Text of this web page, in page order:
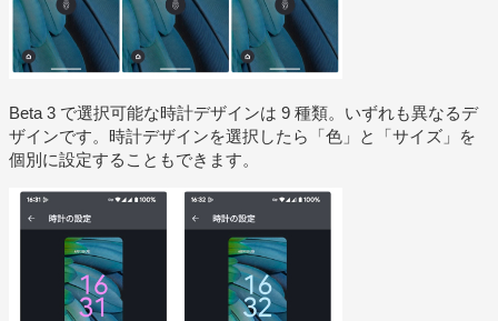
Beta 3 で選択可能な時計デザインは 9 種類。いずれも異なるデ
ザインです。時計デザインを選択したら「色」と「サイズ」を
個別に設定することもできます。